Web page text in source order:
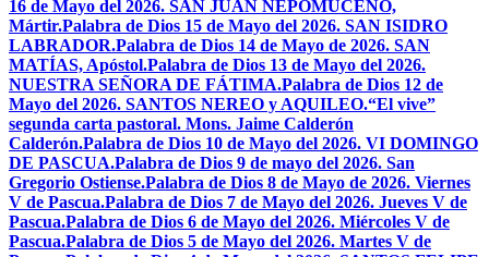
16 de Mayo del 2026. SAN JUAN NEPOMUCENO,
Mártir.Palabra de Dios 15 de Mayo del 2026. SAN ISIDRO
LABRADOR.Palabra de Dios 14 de Mayo de 2026. SAN
MATÍAS, Apóstol.Palabra de Dios 13 de Mayo del 2026.
NUESTRA SEÑORA DE FÁTIMA.Palabra de Dios 12 de
Mayo del 2026. SANTOS NEREO y AQUILEO.“El vive”
segunda carta pastoral. Mons. Jaime Calderón
Calderón.Palabra de Dios 10 de Mayo del 2026. VI DOMINGO
DE PASCUA.Palabra de Dios 9 de mayo del 2026. San
Gregorio Ostiense.Palabra de Dios 8 de Mayo de 2026. Viernes
V de Pascua.Palabra de Dios 7 de Mayo del 2026. Jueves V de
Pascua.Palabra de Dios 6 de Mayo del 2026. Miércoles V de
Pascua.Palabra de Dios 5 de Mayo del 2026. Martes V de